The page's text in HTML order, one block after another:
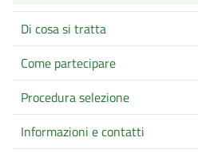
Di cosa si tratta
Come partecipare
Procedura selezione
Informazioni e contatti